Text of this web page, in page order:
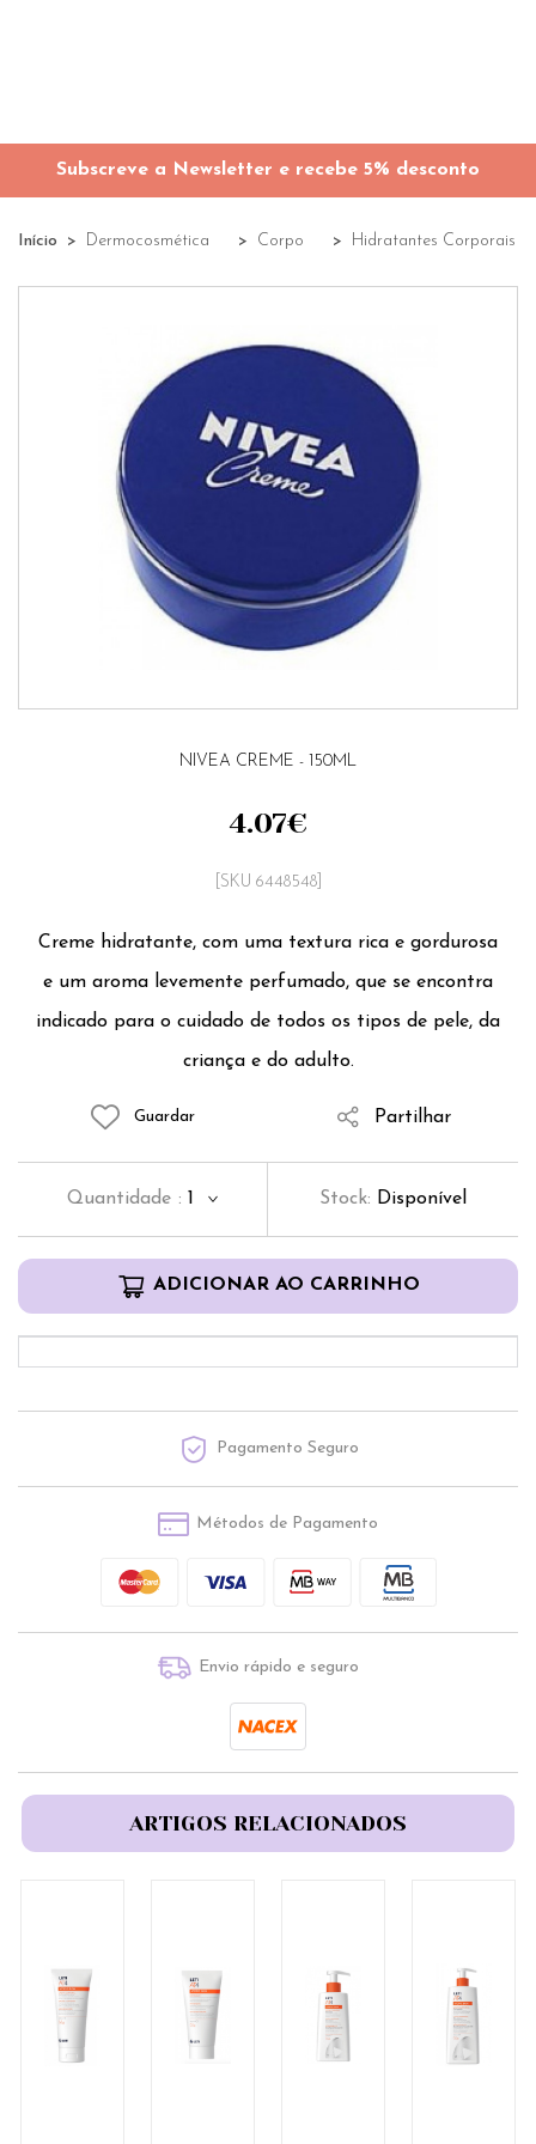
Subscreve a Newsletter e recebe 5% desconto
Início Dermocosmética Corpo Hidratantes Corporais
NIVEA CREME - 150ML
Creme hidratante, com uma textura rica e gordurosa
e um aroma levemente perfumado, que se encontra
indicado para o cuidado de todos os tipos de pele, da
criança e do adulto.
[SKU 6448548]
4.07€
Guardar Partilhar
Quantidade : 1 Stock: Disponível
ADICIONAR AO CARRINHO
Pagamento Seguro
Métodos de Pagamento
Envio rápido e seguro
ARTIGOS RELACIONADOS